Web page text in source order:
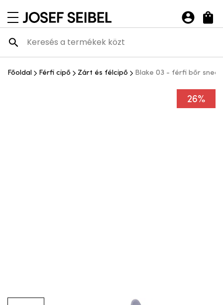
navigációs menü megnyitása
Josef Seibel Webshop
Főoldal Férfi cipő Zárt és félcipő Blake 03 - férfi bőr
26%